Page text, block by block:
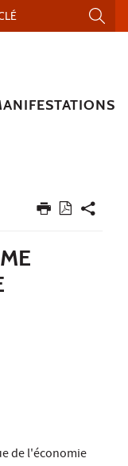
de l'économie